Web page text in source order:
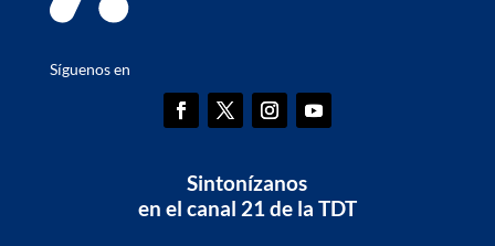
Síguenos en
Sintonízanos
en el canal 21 de la TDT